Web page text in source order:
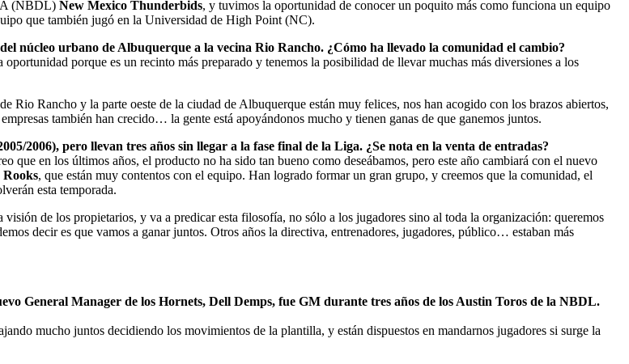
(NBDL) New Mexico Thunderbids, y tuvimos la oportunidad de conocer un poquito más como funciona un equipo
que también jugó en la Universidad de High Point (NC).
núcleo urbano de Albuquerque a la vecina Rio Rancho. ¿Cómo ha llevado la comunidad el cambio?
porque es un recinto más preparado y tenemos la posibilidad de llevar muchas más diversiones a los
Rio Rancho y la parte oeste de la ciudad de Albuquerque están muy felices, nos han acogido con los brazos abiertos,
también han crecido… la gente está apoyándonos mucho y tienen ganas de que ganemos juntos.
2006), pero llevan tres años sin llegar a la fase final de la Liga. ¿Se nota en la venta de entradas?
que en los últimos años, el producto no ha sido tan bueno como deseábamos, pero este año cambiará con el nuevo
Rooks, que están muy contentos con el equipo. Han logrado formar un gran grupo, y creemos que la comunidad, el
esta temporada.
de los propietarios, y va a predicar esta filosofía, no sólo a los jugadores sino al toda la organización: queremos
decir es que vamos a ganar juntos. Otros años la directiva, entrenadores, jugadores, público… estaban más
General Manager de los Hornets, Dell Demps, fue GM durante tres años de los Austin Toros de la NBDL.
mucho juntos decidiendo los movimientos de la plantilla, y están dispuestos en mandarnos jugadores si surge la